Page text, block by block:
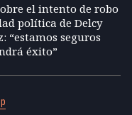
el intento de robo
política de Delcy
“estamos seguros
éxito”